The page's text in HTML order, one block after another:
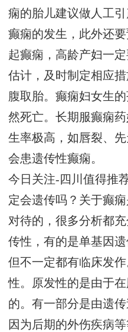
痫的胎儿建议做人工
癫痫的发生，此外还
起癫痫，高龄产妇一
估计，及时制定相应
腹取胎。癫痫妇女生
然死亡。长期服癫痫
生率极高，如唇裂、
会患遗传性癫痫。
今日关注- 四川 值得推
定会遗传吗？关于癫
对待的，很多分析都
传性，有的是单基因
但不一定都有临床发
性。原发性的是由于
的。有一部分是由遗
因为后期的外伤疾病